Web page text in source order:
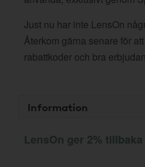
Just nu har inte LensOn
Återkom gärna senare för
rabattkoder och bra
Information
LensOn ger 2% tillbaka